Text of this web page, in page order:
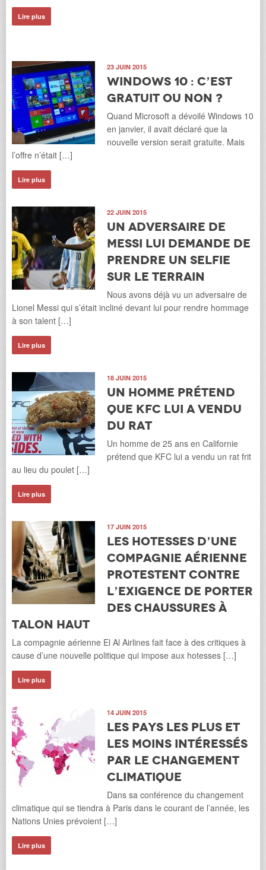
Lire plus
23 JUIN 2015
Windows 10 : c’est
gratuit ou non ?
Quand Microsoft a dévoilé Windows 10
en janvier, il avait déclaré que la
nouvelle version serait gratuite. Mais
l’offre n’était […]
Lire plus
22 JUIN 2015
Un adversaire de
Messi lui demande de
prendre un Selfie
sur le terrain
Nous avons déjà vu un adversaire de
Lionel Messi qui s’était incliné devant lui pour rendre hommage
à son talent […]
Lire plus
18 JUIN 2015
Un homme prétend
que KFC lui a vendu
du rat
Un homme de 25 ans en Californie
prétend que KFC lui a vendu un rat frit
au lieu du poulet […]
Lire plus
17 JUIN 2015
Les hotesses d’une
compagnie aérienne
protestent contre
l’exigence de porter
des chaussures à
talon haut
La compagnie aérienne El Al Airlines fait face à des critiques à
cause d’une nouvelle politique qui impose aux hotesses […]
Lire plus
14 JUIN 2015
Les pays les plus et
les moins intéressés
par le changement
climatique
Dans sa conférence du changement
climatique qui se tiendra à Paris dans le courant de l’année, les
Nations Unies prévoient […]
Lire plus